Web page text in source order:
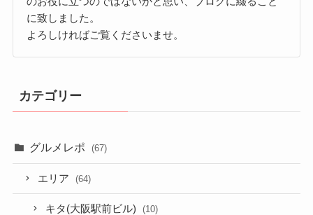
に致しました。
よろしければご覧くださいませ。
カテゴリー
グルメレポ (67)
エリア (64)
キタ(大阪駅前ビル) (10)